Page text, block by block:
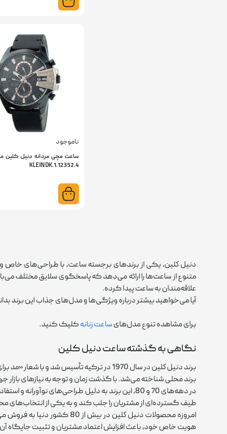
ناموجود
KLEIN DK.1.12352.4
دنيل كلين، یکی از برندهای برجسته ساعت، با طراحی‌های خاص
متنوع از ساعت‌ها را ارائه می‌دهد که پاسخگوی سلایق مختلف
علاقه‌مندان به ساعت پیدا کرده.
آیا می‌خواهید بیشتر درباره ویژگی‌ها و مدل‌های جذاب این برند
برای مشاهده تنوع مدل‌هایساعت زنانهکلیک کنید.
نگاهی به گذشته ساعت دنیل کلین
برند دنيل كلين در سال 1970 در ترکیه
برند محلی شناخته می‌شد. با گذشت زمان و توجه به نیازهای
در دهه‌های 70 و 80، این برند به ‌دلیل طراحی‌های
طیف گسترده‌ای از مشتریان را جلب کند و به یکی از انتخاب‌های
امروزه محصولات دنيل
هویت خاص خود، باعث افزایش اعتماد مشتریان و تثبیت